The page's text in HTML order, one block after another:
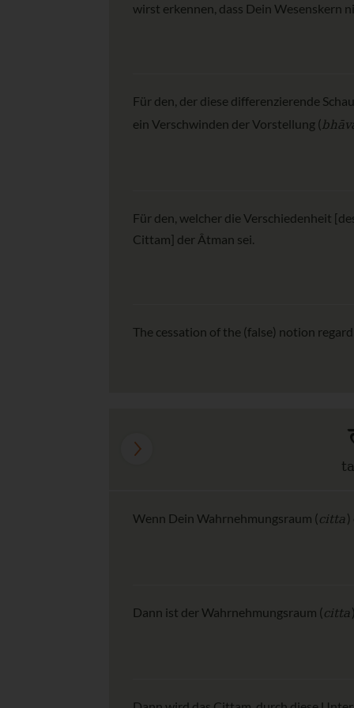
wirst erkennen, dass Dein Wesenskern
Für den, der diese differenzierende
ein Verschwinden der Vorstellung (
Für den, welcher die Verschiedenheit
Cittam] der Âtman sei.
The cessation of the (false) notion
Wenn Dein Wahrnehmungsraum (citta )
Dann ist der Wahrnehmungsraum (citta